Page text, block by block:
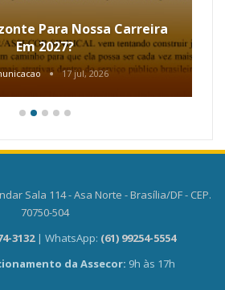
Para Nossa Carreira
Em 2027?
17 jul, 2026
Sala 114 - Asa Norte - Brasília/DF - CEP.
70750-504
3132 | WhatsApp: (61) 99254-5554
da Assecor: 9h às 17h